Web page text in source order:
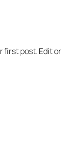
first post. Edit or